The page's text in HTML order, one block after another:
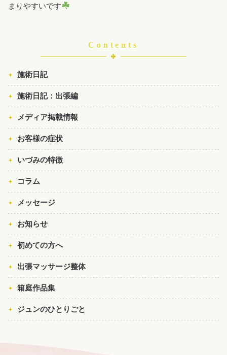
まりやすいです
Contents
施術日記
施術日記：出張編
メディア掲載情報
お客様の症状
いづみの特徴
コラム
メッセージ
お知らせ
初めての方へ
出張マッサージ整体
箱庭作品集
ジュンのひとりごと